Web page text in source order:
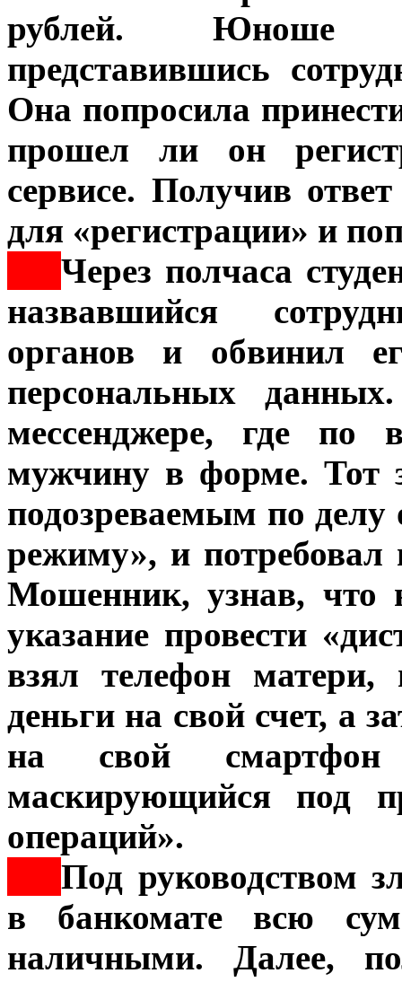
рублей. Юноше
представившись
Она попросила
прошел ли он
сервисе. Получив
для «регистрации» и
Через полчаса
назвавшийся
органов и обвинил
персональных
мессенджере, где по
мужчину в форме. Тот
подозреваемым по делу
режиму», и потребовал
Мошенник, узнав,
указание провести
взял телефон матери,
деньги на свой счет, а
на свой
маскирующийся под
операций».
Под руководством
в банкомате всю
наличными. Далее,